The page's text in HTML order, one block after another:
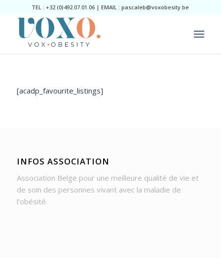
TEL : +32 (0)492.07.01.06 | EMAIL : pascaleb@voxobesity.be
[acadp_favourite_listings]
INFOS ASSOCIATION
Association Belge pour une meilleure qualité de vie et
de soin des personnes vivant avec la maladie de
l’obésité.